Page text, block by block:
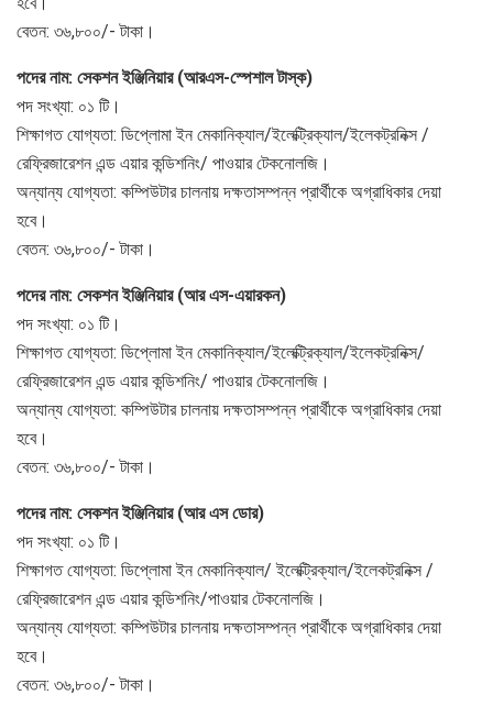
বেতন: ৩৬,৮০০/- টাকা।
পদের নাম: সেকশন ইঞ্জিনিয়ার (আরএস-স্পেশাল টাস্ক)
পদ সংখ্যা: ০১ টি।
শিক্ষাগত যোগ্যতা: ডিপ্লোমা ইন মেকানিক্যাল/ইলেক্ট্রিক্যাল/ইলেকট্রনিক্স /
রেফ্রিজারেশন এন্ড এয়ার কন্ডিশনিং/ পাওয়ার টেকনোলজি।
অন্যান্য যোগ্যতা: কম্পিউটার চালনায় দক্ষতাসম্পন্ন প্রার্থীকে অগ্রাধিকার দেয়া
হবে।
বেতন: ৩৬,৮০০/- টাকা।
পদের নাম: সেকশন ইঞ্জিনিয়ার (আর এস-এয়ারকন)
পদ সংখ্যা: ০১ টি।
শিক্ষাগত যোগ্যতা: ডিপ্লোমা ইন মেকানিক্যাল/ইলেক্ট্রিক্যাল/ইলেকট্রনিক্স/
রেফ্রিজারেশন এন্ড এয়ার কন্ডিশনিং/ পাওয়ার টেকনোলজি।
অন্যান্য যোগ্যতা: কম্পিউটার চালনায় দক্ষতাসম্পন্ন প্রার্থীকে অগ্রাধিকার দেয়া
হবে।
বেতন: ৩৬,৮০০/- টাকা।
পদের নাম: সেকশন ইঞ্জিনিয়ার (আর এস ডোর)
পদ সংখ্যা: ০১ টি।
শিক্ষাগত যোগ্যতা: ডিপ্লোমা ইন মেকানিক্যাল/ ইলেক্ট্রিক্যাল/ইলেকট্রনিক্স /
রেফ্রিজারেশন এন্ড এয়ার কন্ডিশনিং/পাওয়ার টেকনোলজি।
অন্যান্য যোগ্যতা: কম্পিউটার চালনায় দক্ষতাসম্পন্ন প্রার্থীকে অগ্রাধিকার দেয়া
হবে।
বেতন: ৩৬,৮০০/- টাকা।